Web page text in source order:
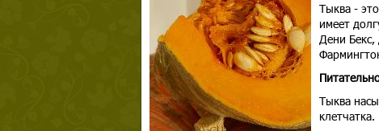
Тыква -
имеет
Дени Бекс,
Тыква
клетчатка.